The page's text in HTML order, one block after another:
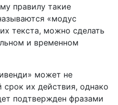
правилу такие
«модус
текста, можно сделать
и временном
может не
срок их действия, однако
подтвержден фразами